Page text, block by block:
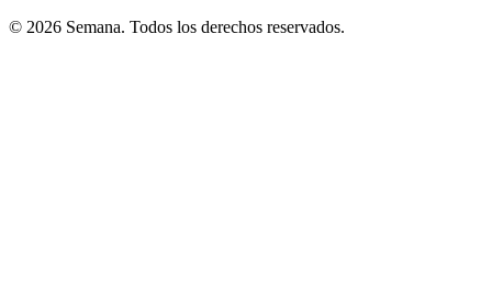
© 2026 Semana. Todos los derechos reservados.